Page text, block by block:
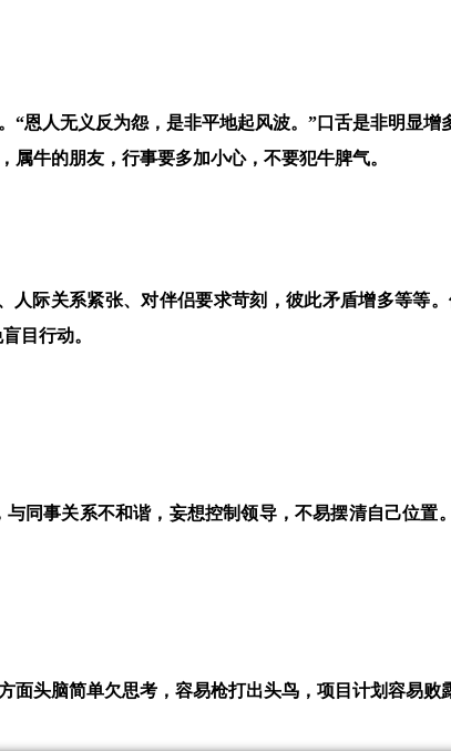
恩人无义反为怨，是非平地起风波。”口舌是非明显增
牛的朋友，行事要多加小心，不要犯牛脾气。
际关系紧张、对伴侣要求苛刻，彼此矛盾增多等等
目行动。
同事关系不和谐，妄想控制领导，不易摆清自己位置
头脑简单欠思考，容易枪打出头鸟，项目计划容易败